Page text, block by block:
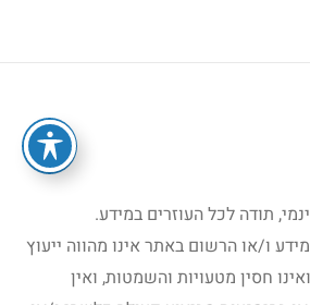
תודה לכל העוזרים במידע.
ו/או הרשום באתר אינו מהווה ייעוץ
חסין מטעויות והשמטות, ואין